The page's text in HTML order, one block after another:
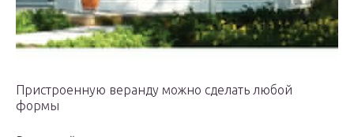
Пристроенную веранду можно сделать любой
формы